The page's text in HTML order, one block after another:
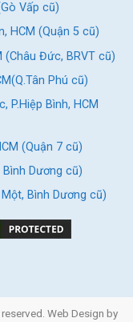
Vấp cũ)
HCM (Quận 5 cũ)
(Châu Đức, BRVT cũ)
Phú cũ)
P.Hiệp Bình, HCM
(Quận 7 cũ)
Bình Dương cũ)
Một, Bình Dương cũ)
Web Design by